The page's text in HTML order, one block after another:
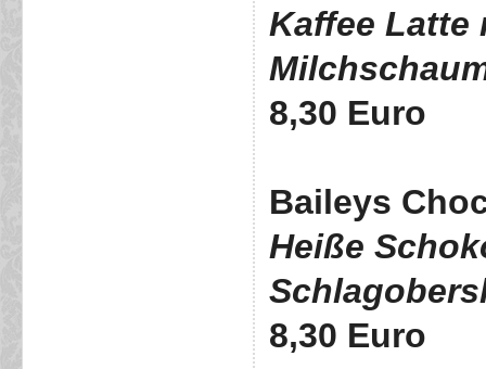
Kaffee Latte
8,30 Euro
Baileys
Heiße
8,30 Euro